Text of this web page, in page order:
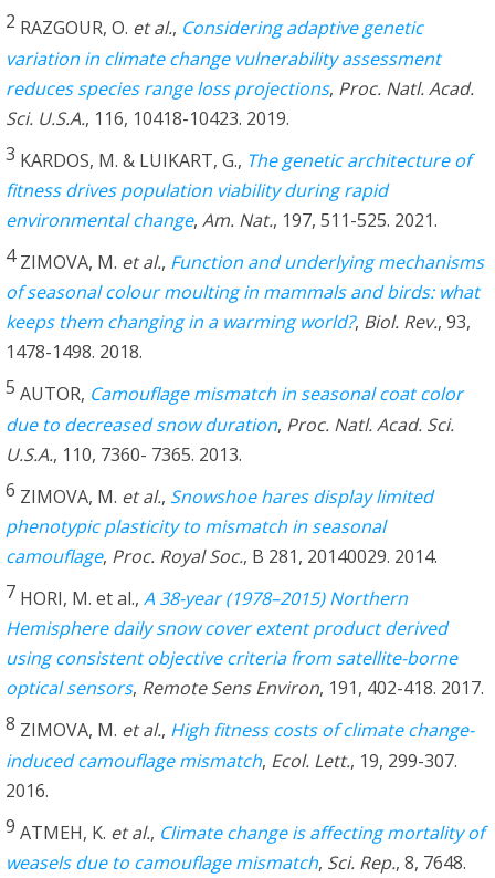
2 RAZGOUR, O. et al., Considering adaptive genetic
variation in climate change vulnerability assessment
reduces species range loss projections, Proc. Natl. Acad.
Sci. U.S.A., 116, 10418-10423. 2019.
3 KARDOS, M. & LUIKART, G., The genetic architecture of
fitness drives population viability during rapid
environmental change, Am. Nat., 197, 511-525. 2021.
4ZIMOVA, M. et al., Function and underlying mechanisms
of seasonal colour moulting in mammals and birds: what
keeps them changing in a warming world?, Biol. Rev., 93,
1478-1498. 2018.
5 AUTOR, Camouflage mismatch in seasonal coat color
due to decreased snow duration, Proc. Natl. Acad. Sci.
U.S.A., 110, 7360- 7365. 2013.
6 ZIMOVA, M. et al., Snowshoe hares display limited
phenotypic plasticity to mismatch in seasonal
camouflage, Proc. Royal Soc., B 281, 20140029. 2014.
7 HORI, M. et al., A 38-year (1978–2015) Northern
Hemisphere daily snow cover extent product derived
using consistent objective criteria from satellite-borne
optical sensors, Remote Sens Environ, 191, 402-418. 2017.
8 ZIMOVA, M. et al., High fitness costs of climate change-
induced camouflage mismatch, Ecol. Lett., 19, 299-307.
2016.
9 ATMEH, K. et al., Climate change is affecting mortality of
weasels due to camouflage mismatch, Sci. Rep., 8, 7648.